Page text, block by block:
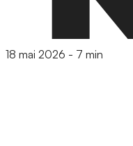
18 mai 2026 - 7 min